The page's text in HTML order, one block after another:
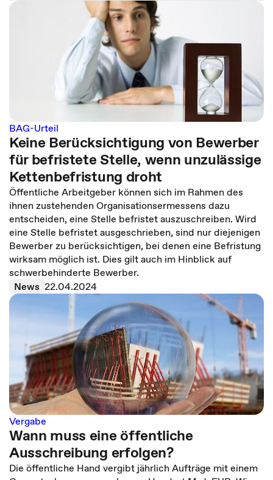
BAG-Urteil
Keine Berücksichtigung von Bewerber
für befristete Stelle, wenn unzulässige
Kettenbefristung droht
Öffentliche Arbeitgeber können sich im Rahmen des
ihnen zustehenden Organisationsermessens dazu
entscheiden, eine Stelle befristet auszuschreiben. Wird
eine Stelle befristet ausgeschrieben, sind nur diejenigen
Bewerber zu berücksichtigen, bei denen eine Befristung
wirksam möglich ist. Dies gilt auch im Hinblick auf
schwerbehinderte Bewerber.
News 22.04.2024
Vergabe
Wann muss eine öffentliche
Ausschreibung erfolgen?
Die öffentliche Hand vergibt jährlich Aufträge mit einem